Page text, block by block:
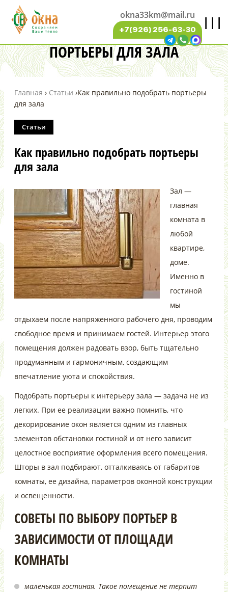
|||
okna33km@mail.ru
+7(926) 256-63-30
КАК ПРАВИЛЬНО ПОДОБРАТЬ
ПОРТЬЕРЫ ДЛЯ ЗАЛА
Главная › Статьи ›Как правильно подобрать портьеры
для зала
Статьи
Как правильно подобрать портьеры
для зала
Зал —
главная
комната в
любой
квартире,
доме.
Именно в
гостиной
мы
отдыхаем после напряженного рабочего дня, проводим
свободное время и принимаем гостей. Интерьер этого
помещения должен радовать взор, быть тщательно
продуманным и гармоничным, создающим
впечатление уюта и спокойствия.
Подобрать портьеры к интерьеру зала — задача не из
легких. При ее реализации важно помнить, что
декорирование окон является одним из главных
элементов обстановки гостиной и от него зависит
целостное восприятие оформления всего помещения.
Шторы в зал подбирают, отталкиваясь от габаритов
комнаты, ее дизайна, параметров оконной конструкции
и освещенности.
СОВЕТЫ ПО ВЫБОРУ ПОРТЬЕР В
ЗАВИСИМОСТИ ОТ ПЛОЩАДИ
КОМНАТЫ
маленькая гостиная. Такое помещение не терпит